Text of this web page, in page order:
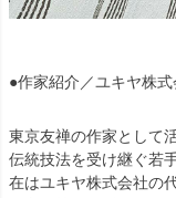
●作家紹介／ユキヤ株
東京友禅の作家として
伝統技法を受け継ぐ若
在はユキヤ株式会社の